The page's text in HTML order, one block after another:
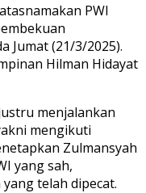
PWI
Jumat (21/3/2025).
Hilman Hidayat
menjalankan
mengikuti
Zulmansyah
yang sah,
telah dipecat.